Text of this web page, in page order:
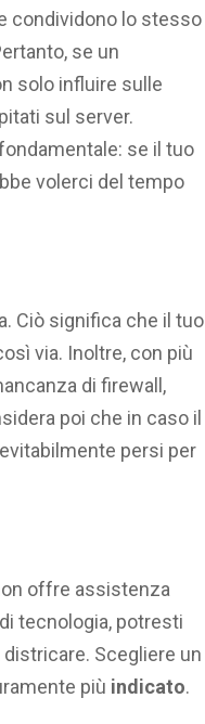
condividono lo stesso
se un
solo influire sulle
sul server.
se il tuo
volerci del tempo
Ciò significa che il tuo
via. Inoltre, con più
di firewall,
poi che in caso il
persi per
offre assistenza
tecnologia, potresti
Scegliere un
più indicato.